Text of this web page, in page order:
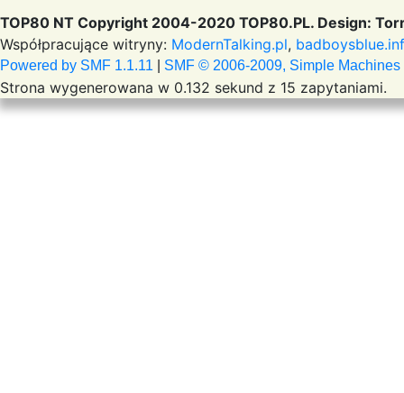
TOP80 NT Copyright 2004-2020 TOP80.PL. Design:
Współpracujące witryny: ModernTalking.pl,
Powered by SMF 1.1.11 SMF © 2006-2009, Simple Machines
Strona wygenerowana w 0.132 sekund z 15 zapytaniami.